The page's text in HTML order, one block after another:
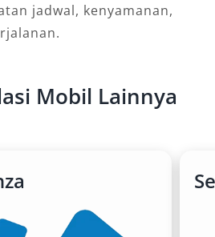
jadwal, kenyamanan,
Mobil Lainnya